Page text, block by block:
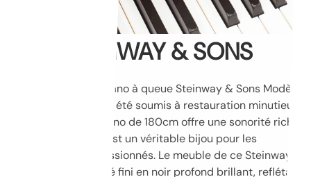
STEINWAY & SONS
Cet exceptionnel piano à queue Steinway & Sons Modèle
O, fabriqué en 1911, a été soumis à restauration minutieuse
et complète . Ce piano de 180cm offre une sonorité riche
et résonnante et il est un véritable bijou pour les
musiciens et les passionnés. Le meuble de ce Steinway &
Sons Modèle O a été fini en noir profond brillant, reflétant